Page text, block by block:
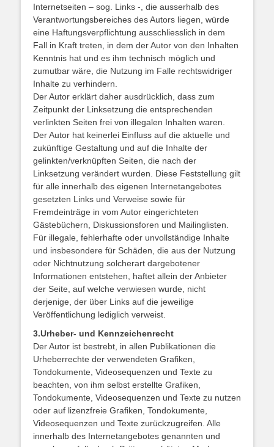
Internetseiten – sog. Links -, die ausserhalb des
Verantwortungsbereiches des Autors liegen, würde
eine Haftungsverpflichtung ausschliesslich in dem
Fall in Kraft treten, in dem der Autor von den Inhalten
Kenntnis hat und es ihm technisch möglich und
zumutbar wäre, die Nutzung im Falle rechtswidriger
Inhalte zu verhindern.
Der Autor erklärt daher ausdrücklich, dass zum
Zeitpunkt der Linksetzung die entsprechenden
verlinkten Seiten frei von illegalen Inhalten waren.
Der Autor hat keinerlei Einfluss auf die aktuelle und
zukünftige Gestaltung und auf die Inhalte der
gelinkten/verknüpften Seiten, die nach der
Linksetzung verändert wurden. Diese Feststellung gilt
für alle innerhalb des eigenen Internetangebotes
gesetzten Links und Verweise sowie für
Fremdeinträge in vom Autor eingerichteten
Gästebüchern, Diskussionsforen und Mailinglisten.
Für illegale, fehlerhafte oder unvollständige Inhalte
und insbesondere für Schäden, die aus der Nutzung
oder Nichtnutzung solcherart dargebotener
Informationen entstehen, haftet allein der Anbieter
der Seite, auf welche verwiesen wurde, nicht
derjenige, der über Links auf die jeweilige
Veröffentlichung lediglich verweist.
3.Urheber- und Kennzeichenrecht
Der Autor ist bestrebt, in allen Publikationen die
Urheberrechte der verwendeten Grafiken,
Tondokumente, Videosequenzen und Texte zu
beachten, von ihm selbst erstellte Grafiken,
Tondokumente, Videosequenzen und Texte zu nutzen
oder auf lizenzfreie Grafiken, Tondokumente,
Videosequenzen und Texte zurückzugreifen. Alle
innerhalb des Internetangebotes genannten und